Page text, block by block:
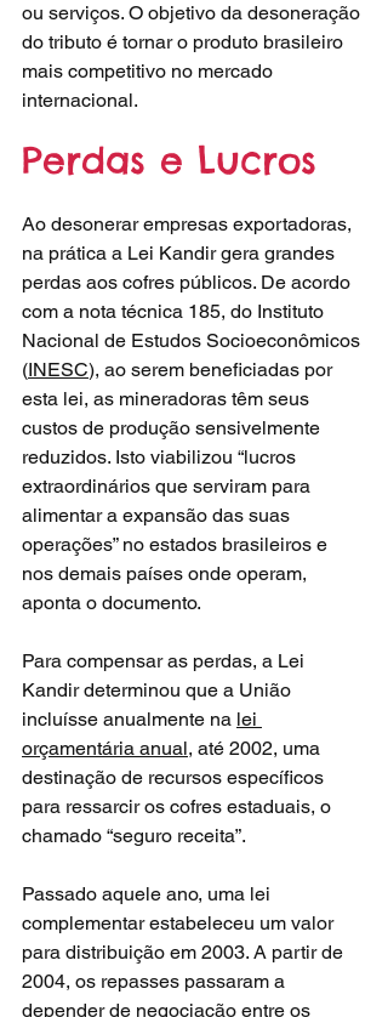
ou serviços. O objetivo da desoneração
do tributo é tornar o produto brasileiro
mais competitivo no mercado
internacional.
Perdas e Lucros
Ao desonerar empresas exportadoras,
na prática a Lei Kandir gera grandes
perdas aos cofres públicos. De acordo
com a nota técnica 185, do Instituto
Nacional de Estudos Socioeconômicos
(INESC), ao serem beneficiadas por
esta lei, as mineradoras têm seus
custos de produção sensivelmente
reduzidos. Isto viabilizou “lucros
extraordinários que serviram para
alimentar a expansão das suas
operações” no estados brasileiros e
nos demais países onde operam,
aponta o documento.
Para compensar as perdas, a Lei
Kandir determinou que a União
incluísse anualmente na lei
orçamentária anual, até 2002, uma
destinação de recursos específicos
para ressarcir os cofres estaduais, o
chamado “seguro receita”.
Passado aquele ano, uma lei
complementar estabeleceu um valor
para distribuição em 2003. A partir de
2004, os repasses passaram a
depender de negociação entre os